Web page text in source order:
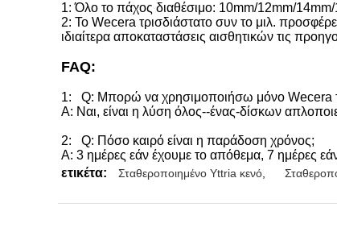
1: Όλο το πάχος διαθέσιμο: 10mm/12mm/
2: Το Wecera τρισδιάστατο συν το μιλ.
ιδιαίτερα αποκαταστάσεις αισθητικών τις
FAQ:
1: Q: Μπορώ να χρησιμοποιήσω μόνο Wecera
Α: Ναι, είναι η λύση όλος--ένας-δίσκων
2: Q: Πόσο καιρό είναι η παράδοση χρόνος;
Α: 3 ημέρες εάν έχουμε το απόθεμα, 7 ημέρες
ετικέτα:
Σταθεροποιημένο Yttria κενό